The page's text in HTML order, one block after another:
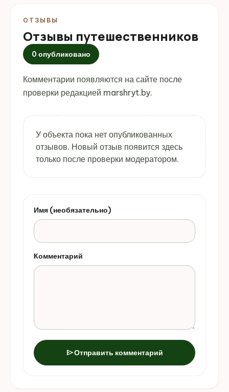
ОТЗЫВЫ
Отзывы путешественников
0 опубликовано
Комментарии появляются на сайте после
проверки редакцией marshryt.by.
У объекта пока нет опубликованных
отзывов. Новый отзыв появится здесь
только после проверки модератором.
Имя (необязательно)
Комментарий
sendОтправить комментарий